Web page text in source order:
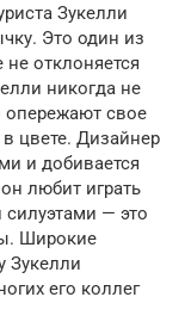
Зукелли
Это один из
отклоняется
никогда не
опережают свое
цвете. Дизайнер
и добивается
любит играть
— это
Широкие
Зукелли
его коллег